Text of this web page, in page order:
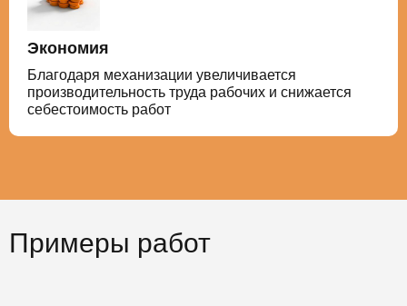
Экономия
Благодаря механизации увеличивается
производительность труда рабочих и снижается
себестоимость работ
Примеры работ